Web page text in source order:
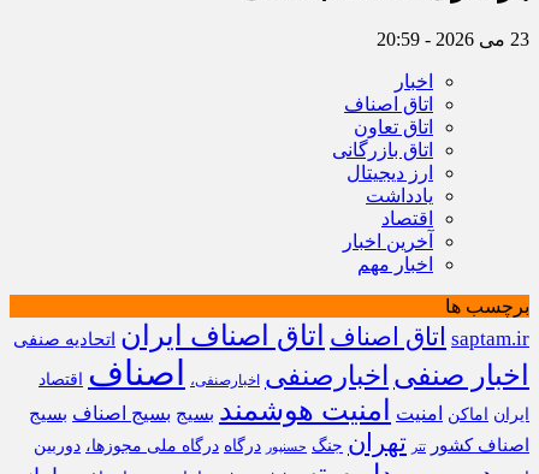
23 می 2026 - 20:59
اخبار
اتاق اصناف
اتاق تعاون
اتاق بازرگانی
ارز دیجیتال
یادداشت
اقتصاد
آخرین اخبار
اخبار مهم
برچسب ها
saptam.ir اتاق اصناف اتاق اصناف ایران اتحادیه صنفی
اخبار صنفی اخبارصنفی اخبارصنفی، اصناف
اقتصاد
ایران
اماکن امنیت امنیت هوشمند بسیج بسیج اصناف بسیج
اصناف کشور
تتر تهران جنگ حسنپور درگاه درگاه ملی مجوزها، دوربین